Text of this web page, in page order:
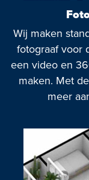
Wij maken
fotograaf voor
een video en
maken. Met
meer